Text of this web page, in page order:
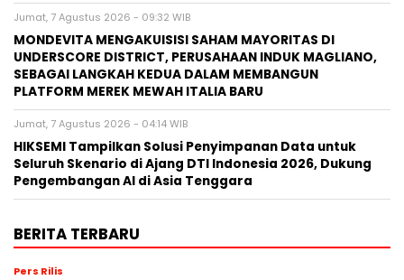
Jumat, 7 Agustus 2026 - 09:32 WIB
MONDEVITA MENGAKUISISI SAHAM MAYORITAS DI
UNDERSCORE DISTRICT, PERUSAHAAN INDUK MAGLIANO,
SEBAGAI LANGKAH KEDUA DALAM MEMBANGUN
PLATFORM MEREK MEWAH ITALIA BARU
Jumat, 7 Agustus 2026 - 04:14 WIB
HIKSEMI Tampilkan Solusi Penyimpanan Data untuk
Seluruh Skenario di Ajang DTI Indonesia 2026, Dukung
Pengembangan AI di Asia Tenggara
BERITA TERBARU
Pers Rilis